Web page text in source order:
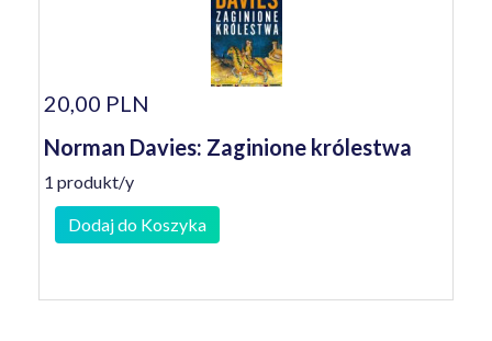
20,00 PLN
Norman Davies: Zaginione królestwa
1 produkt/y
Dodaj do Koszyka